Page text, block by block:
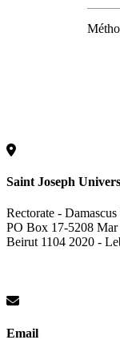
Saint Joseph
Rectorate - Damascus
PO Box 17-5208
Beirut 1104 2020 -
Email